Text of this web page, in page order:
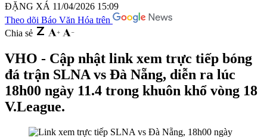
ĐẶNG XÁ 11/04/2026 15:09
Theo dõi Báo Văn Hóa trên
Chia sẻ
VHO - Cập nhật link xem trực tiếp bóng
đá trận SLNA vs Đà Nẵng, diễn ra lúc
18h00 ngày 11.4 trong khuôn khổ vòng 18
V.League.